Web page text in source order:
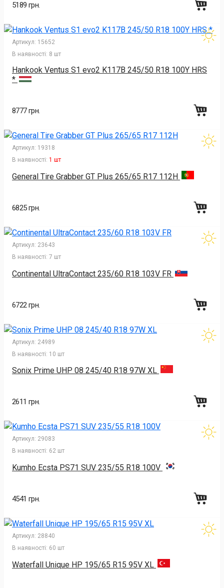
5189 грн.
Артикул: 15652
В наявності: 8 шт
Hankook Ventus S1 evo2 K117B 245/50 R18 100Y HRS
*
8777 грн.
Артикул: 19318
В наявності: 1 шт
General Tire Grabber GT Plus 265/65 R17 112H
6825 грн.
Артикул: 23643
В наявності: 7 шт
Continental UltraContact 235/60 R18 103V FR
6722 грн.
Артикул: 24989
В наявності: 10 шт
Sonix Prime UHP 08 245/40 R18 97W XL
2611 грн.
Артикул: 29083
В наявності: 62 шт
Kumho Ecsta PS71 SUV 235/55 R18 100V
4541 грн.
Артикул: 28840
В наявності: 60 шт
Waterfall Unique HP 195/65 R15 95V XL